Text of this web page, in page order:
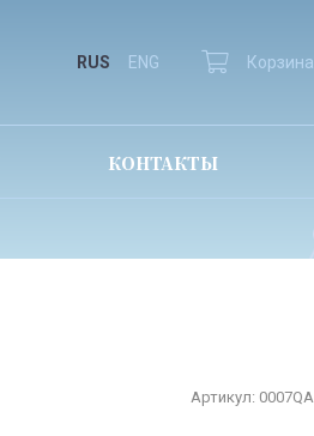
RUS ENG Корзина
КОНТАКТЫ
Артикул: 0007QA